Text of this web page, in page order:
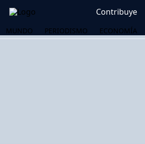
Contribuye
MUNDO PERIODISMO ECONOMÍA